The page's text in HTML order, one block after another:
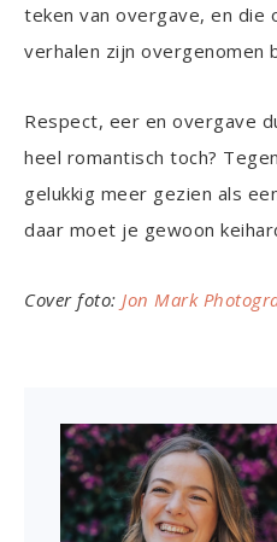
teken van overgave, en die
verhalen zijn overgenomen
Respect, eer en overgave
heel romantisch toch?
gelukkig meer gezien als
daar moet je gewoon
Cover foto: Jon Mark